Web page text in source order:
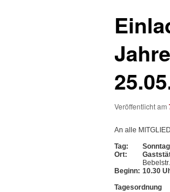
Veröffentlicht am
An alle
Tag:
Ort:
Beginn: 10.30
Tagesordnung